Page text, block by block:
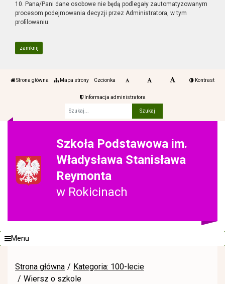
10. Pana/Pani dane osobowe nie będą podlegały zautomatyzowanym
procesom podejmowania decyzji przez Administratora, w tym
profilowaniu.
zamknij
Strona główna Mapa strony Czcionka Kontrast
Informacja administratora
Szkoła Podstawowa im.
Władysława Stanisława
Reymonta
w Rokicinach
Menu
Strona główna
Kategoria: 100-lecie
Wiersz o szkole